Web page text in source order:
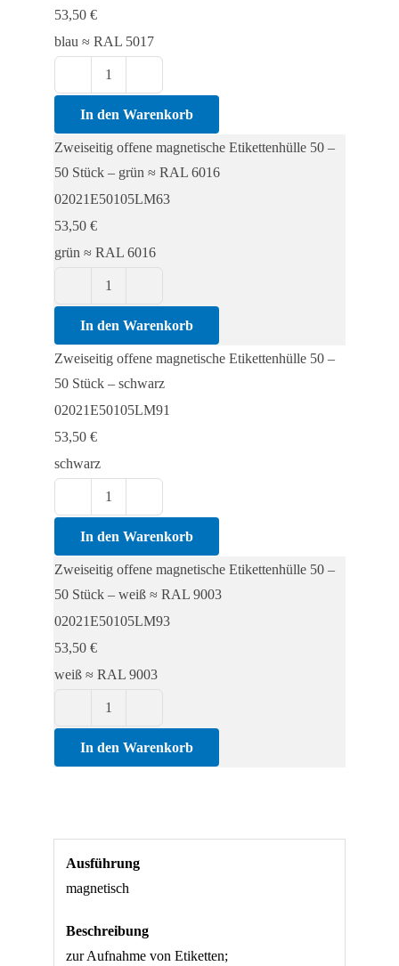
Stück
Menge
53,50 €
blau ≈ RAL 5017
offene
magnetische
Stück
Menge
In den Warenkorb
Zweiseitig offene magnetische Etikettenhülle 50 –
50 Stück – grün ≈ RAL 6016
02021E50105LM63
53,50 €
grün ≈ RAL 6016
offene
magnetische
Menge
In den Warenkorb
Zweiseitig offene magnetische Etikettenhülle 50 –
50 Stück – schwarz
02021E50105LM91
53,50 €
schwarz
offene
magnetische
Stück
Menge
In den Warenkorb
Zweiseitig offene magnetische Etikettenhülle 50 –
50 Stück – weiß ≈ RAL 9003
02021E50105LM93
53,50 €
weiß ≈ RAL 9003
offene
magnetische
-
50
Stück
In den Warenkorb
Ausführung
magnetisch
Beschreibung
zur Aufnahme von Etiketten;